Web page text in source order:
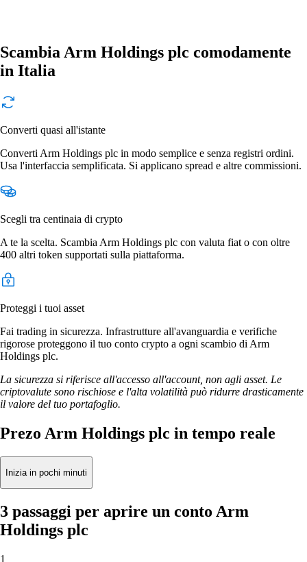
Scambia Arm Holdings plc comodamente
in Italia
Converti quasi all'istante
Converti Arm Holdings plc in modo semplice e senza registri ordini.
Usa l'interfaccia semplificata. Si applicano spread e altre commissioni.
Scegli tra centinaia di crypto
A te la scelta. Scambia Arm Holdings plc con valuta fiat o con oltre
400 altri token supportati sulla piattaforma.
Proteggi i tuoi asset
Fai trading in sicurezza. Infrastrutture all'avanguardia e verifiche
rigorose proteggono il tuo conto crypto a ogni scambio di Arm
Holdings plc.
La sicurezza si riferisce all'accesso all'account, non agli asset. Le
criptovalute sono rischiose e l'alta volatilità può ridurre drasticamente
il valore del tuo portafoglio.
Prezo Arm Holdings plc in tempo reale
Inizia in pochi minuti
3 passaggi per aprire un conto Arm
Holdings plc
1